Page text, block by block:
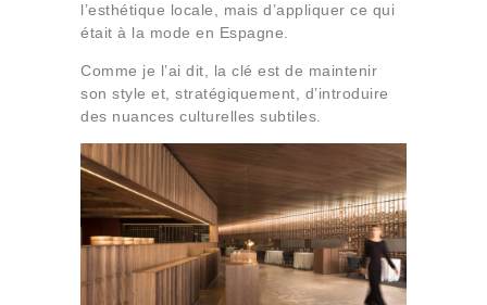
l’esthétique locale, mais d’appliquer ce qui
était à la mode en Espagne.
Comme je l’ai dit, la clé est de maintenir
son style et, stratégiquement, d’introduire
des nuances culturelles subtiles.